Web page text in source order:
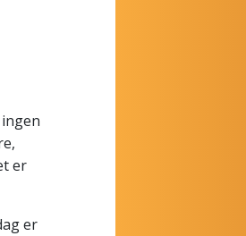
er
er